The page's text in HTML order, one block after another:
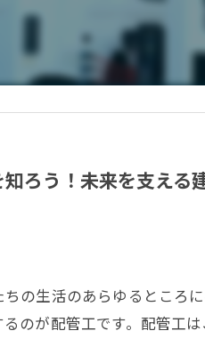
ろう！未来を支える
の生活のあらゆるところ
のが配管工です。配管工